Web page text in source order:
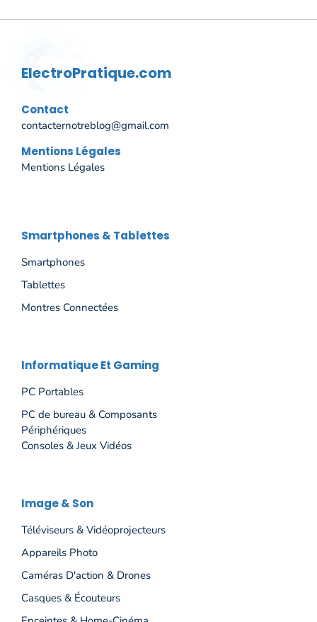
ElectroPratique.com
Contact
contacternotreblog@gmail.com
Mentions Légales
Mentions Légales
Smartphones & Tablettes
Smartphones
Tablettes
Montres Connectées
Informatique Et Gaming
PC Portables
PC de bureau & Composants
Périphériques
Consoles & Jeux Vidéos
Image & Son
Téléviseurs & Vidéoprojecteurs
Appareils Photo
Caméras D'action & Drones
Casques & Écouteurs